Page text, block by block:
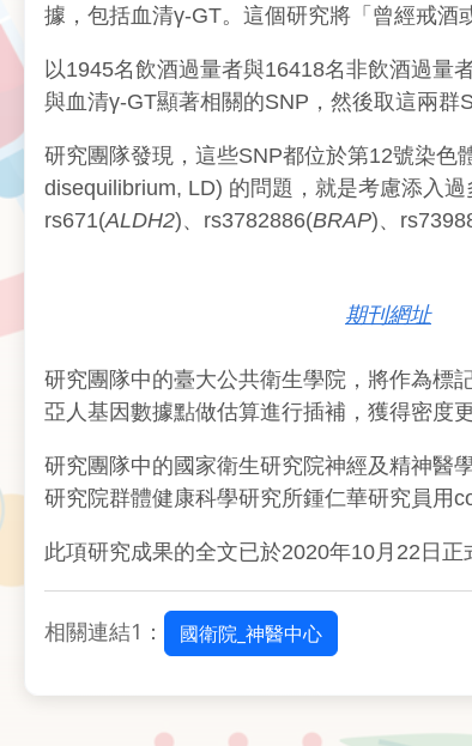
據，包括血清γ-GT。這個研究將「曾經戒酒
以1945名飲酒過量者與16418名非飲酒過量
與血清γ-GT顯著相關的SNP，然後取這兩群
研究團隊發現，這些SNP都位於第12號染色
disequilibrium, LD) 的問題，就是考慮添入
rs671(ALDH2)、rs3782886(BRAP)、
期刊網址
研究團隊中的臺大公共衛生學院，將作為標
亞人基因數據點做估算進行插補，獲得密度
研究團隊中的國家衛生研究院神經及精神醫
研究院群體健康科學研究所鍾仁華研究員用
此項研究成果的全文已於2020年10月22日正
相關連結1： 國衛院_神醫中心